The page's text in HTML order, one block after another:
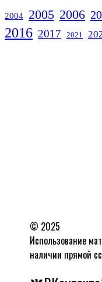
2004 2005 2006
2016 2017 2021
© 2025
Использование
наличии прямой